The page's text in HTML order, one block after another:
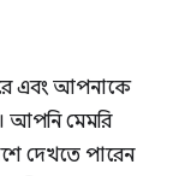
এবং আপনাকে
আপনি মেমরি
দেখতে পারেন